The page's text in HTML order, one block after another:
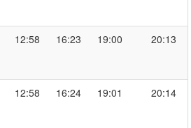
12:58 16:23 19:00 20:13
12:58 16:24 19:01 20:14